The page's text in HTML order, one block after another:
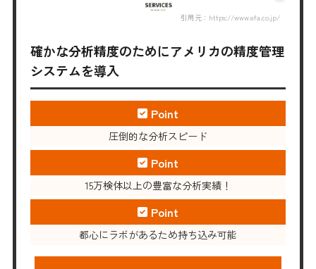
引用元：https://www.efa.co.jp/
確かな分析精度のためにアメリカの精度管理
システムを導入
Point
圧倒的な分析スピード
Point
15万検体以上の豊富な分析実績！
Point
都心にラボがあるため持ち込み可能